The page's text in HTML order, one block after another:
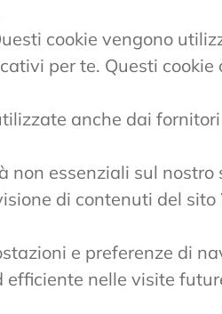
cookie vengono
per te. Questi cookie
anche dai
non essenziali sul
di contenuti del
e preferenze di
efficiente nelle visite